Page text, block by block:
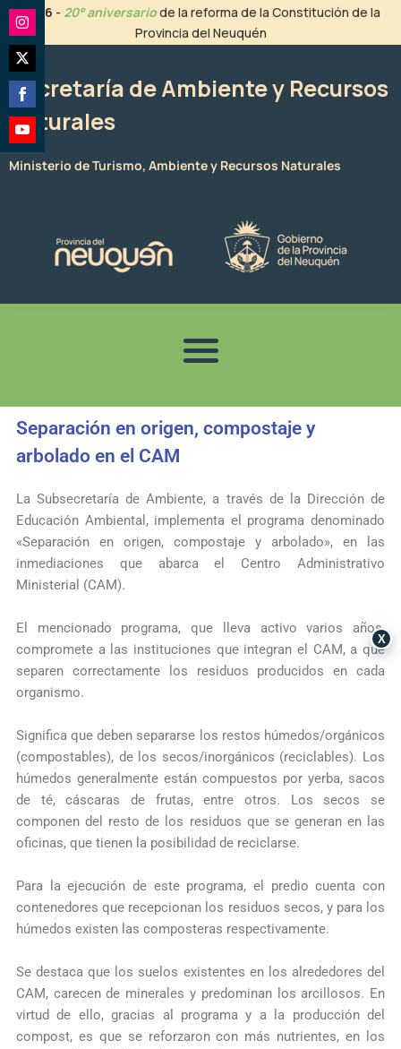
contenido
2026 - 20° aniversariode la reforma de la Constitución de la
Provincia del Neuquén
Secretaría de Ambiente y Recursos
Naturales
Ministerio de Turismo, Ambiente y Recursos Naturales
Separación en origen, compostaje y
arbolado en el CAM
LaSubsecretaría de Ambiente, a través de la Dirección de
Educación Ambiental, implementa el programa denominado
«Separación en origen, compostaje y arbolado», en las
inmediaciones que abarca el Centro Administrativo
Ministerial (CAM).
El mencionado programa, que lleva activo varios años,
compromete a las instituciones que integran el CAM, a que
separen correctamente los residuos producidos en cada
organismo.
Significa que deben separarse los restos húmedos/orgánicos
(compostables), de los secos/inorgánicos (reciclables). Los
húmedos generalmente están compuestos por yerba, sacos
de té, cáscaras de frutas, entre otros. Los secos se
componen del resto de los residuos que se generan en las
oficinas, que tienen la posibilidad de reciclarse.
Para la ejecución de este programa, el predio cuenta con
contenedores que recepcionan los residuos secos, y para los
húmedos existen las composteras respectivamente.
Se destaca que los suelos existentes en los alrededores del
CAM, carecen de minerales y predominan los arcillosos. En
virtud de ello, gracias al programa y a la producción del
compost, es que se reforzaron con más nutrientes, en los
Share
on
Instagram
Share
on
Twitter
Share
on
Facebook
Share
on
X